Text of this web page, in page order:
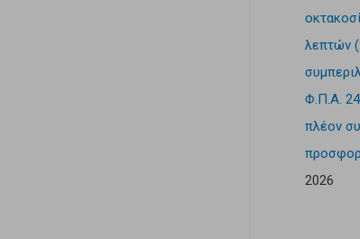
λεπτών
Φ.Π.Α.
πλέον
2026